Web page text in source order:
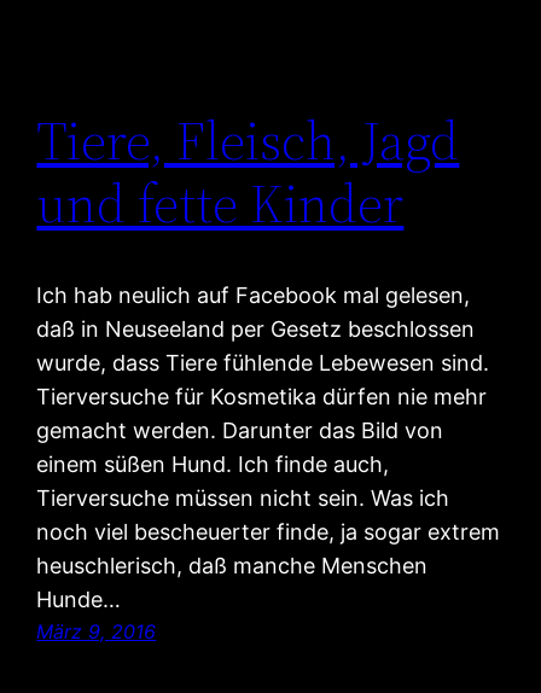
Tiere, Fleisch, Jagd
und fette Kinder
Ich hab neulich auf Facebook mal gelesen,
daß in Neuseeland per Gesetz beschlossen
wurde, dass Tiere fühlende Lebewesen sind.
Tierversuche für Kosmetika dürfen nie mehr
gemacht werden. Darunter das Bild von
einem süßen Hund. Ich finde auch,
Tierversuche müssen nicht sein. Was ich
noch viel bescheuerter finde, ja sogar extrem
heuschlerisch, daß manche Menschen
Hunde…
März 9, 2016